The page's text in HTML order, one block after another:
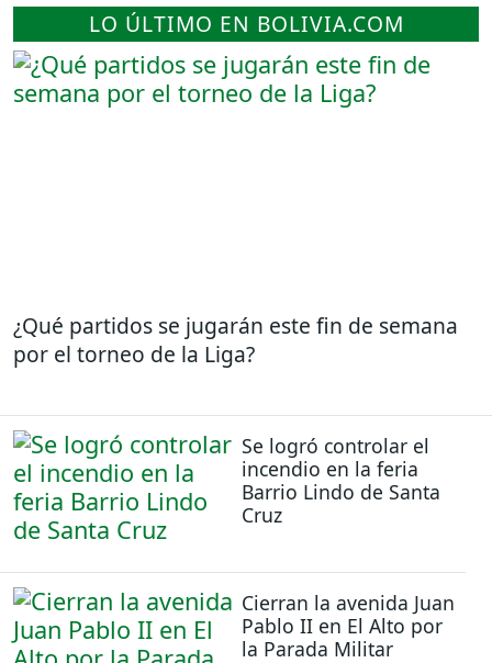
LO ÚLTIMO EN BOLIVIA.COM
¿Qué partidos se jugarán este fin de semana
por el torneo de la Liga?
Se logró controlar el
incendio en la feria
Barrio Lindo de Santa
Cruz
Cierran la avenida Juan
Pablo II en El Alto por
la Parada Militar